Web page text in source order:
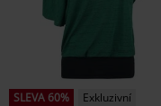
SLEVA 60%
Exkluzivní